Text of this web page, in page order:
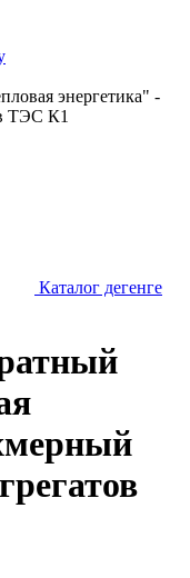
энергетика" -
ТЭС К1
Каталог дегенге